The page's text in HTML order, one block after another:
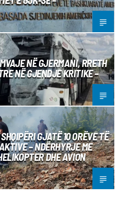
NË GJERMANI, RRETH
NË GJENDJE KRITIKE –
GJATË 10 ORËVE TË
– NDËRHYRJE ME
DHE AVION